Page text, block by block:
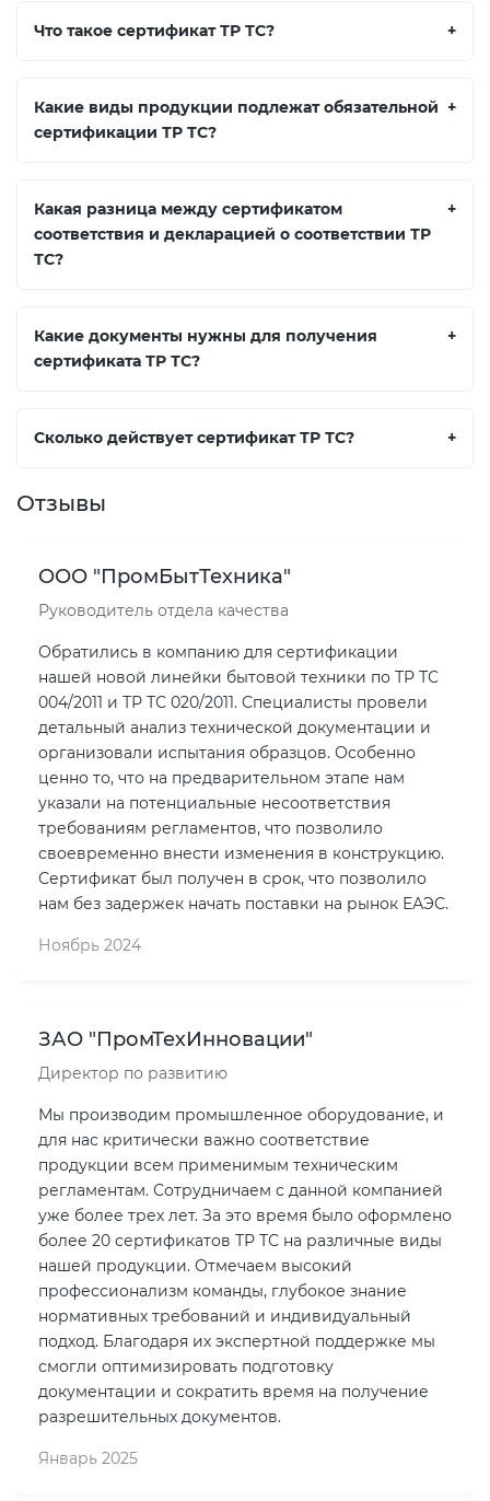
Что такое сертификат ТР ТС? +
Какие виды продукции подлежат обязательной
сертификации ТР ТС?
+
Какая разница между сертификатом
соответствия и декларацией о соответствии ТР
ТС?
+
Какие документы нужны для получения
сертификата ТР ТС?
+
Сколько действует сертификат ТР ТС? +
Отзывы
ООО "ПромБытТехника"
Руководитель отдела качества
Обратились в компанию для сертификации
нашей новой линейки бытовой техники по ТР ТС
004/2011 и ТР ТС 020/2011. Специалисты провели
детальный анализ технической документации и
организовали испытания образцов. Особенно
ценно то, что на предварительном этапе нам
указали на потенциальные несоответствия
требованиям регламентов, что позволило
своевременно внести изменения в конструкцию.
Сертификат был получен в срок, что позволило
нам без задержек начать поставки на рынок ЕАЭС.
Ноябрь 2024
ЗАО "ПромТехИнновации"
Директор по развитию
Мы производим промышленное оборудование, и
для нас критически важно соответствие
продукции всем применимым техническим
регламентам. Сотрудничаем с данной компанией
уже более трех лет. За это время было оформлено
более 20 сертификатов ТР ТС на различные виды
нашей продукции. Отмечаем высокий
профессионализм команды, глубокое знание
нормативных требований и индивидуальный
подход. Благодаря их экспертной поддержке мы
смогли оптимизировать подготовку
документации и сократить время на получение
разрешительных документов.
Январь 2025